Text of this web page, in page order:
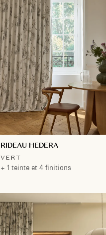
RIDEAU HEDERA
VERT
+ 1 teinte et 4 finitions